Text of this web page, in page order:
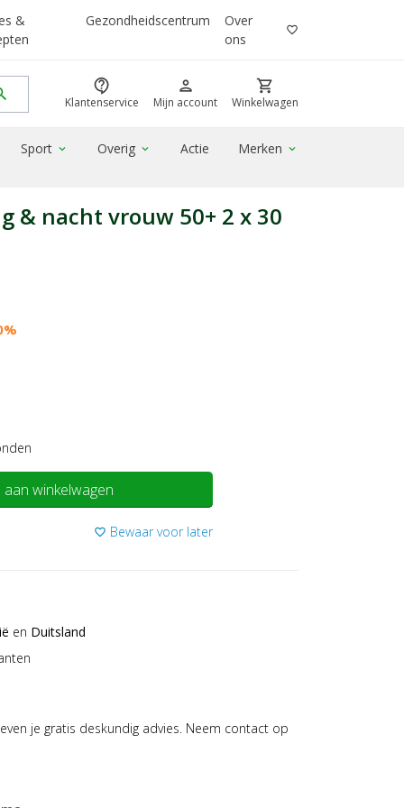
&
Gezondheidscentrum
Over
ons
favorite_border
contact_support
Klantenservice
person
Mijn account
shopping_cart
Winkelwagen
Sport expand_more Overig expand_more Actie Merken expand_more
& nacht vrouw 50+ 2 x 30
winkelwagen
favorite_border Bewaar voor later
en Duitsland
je gratis deskundig advies. Neem contact op